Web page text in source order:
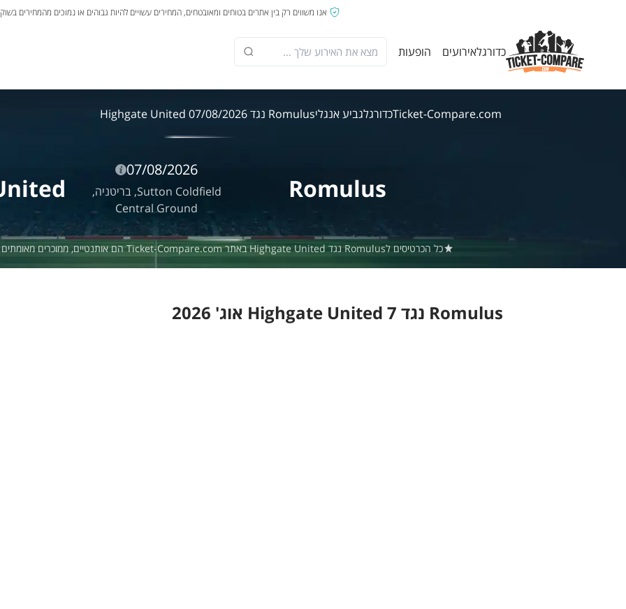
אנו משווים רק בין אתרים בטוחים ומאובטחים, המחירים עשויים להיות גבוהים או נמוכים מהמחירים
כדורגלאירועים הופעות
Ticket-Compare.comכדורגלגביע אנגליRomulus נגד Highgate United 07/08/2026
Romulus
07/08/2026
Sutton Coldfield, בריטניה,
Central Ground
כל הכרטיסים לRomulus נגד Highgate United באתר Ticket-Compare.com הם אותנטיים, ממוכרים מאומתים מראש שמספקים אחריות של 100%.
Romulus נגד Highgate United 7 אוג' 2026